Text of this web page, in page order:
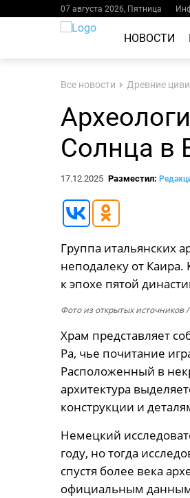
07 августа 2026, Пятница
НОВОСТИ
Все новости Древние
Солнца в
17.12.2025 Разместил:
Группа итальянских
неподалеку от Каира.
к эпохе пятой
Фото из открытых источников/
Храм представляет
Ра, чье почитание
Расположенный в
архитектура
конструкции и
Немецкий
году, но тогда
спустя более века
официальным